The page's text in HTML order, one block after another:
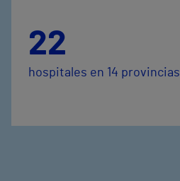
22
hospitales en 14 provincias